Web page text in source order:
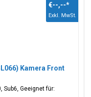
Kamera Front
Sub6, Geeignet für:
€--,--*
Exkl. MwSt.